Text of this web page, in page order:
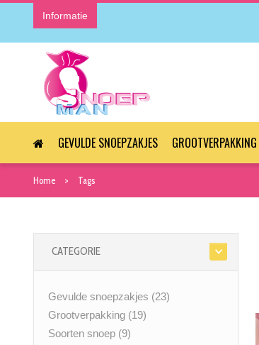
Informatie
GEVULDE SNOEPZAKJES GROOTVERPAKKING
Home Tags
CATEGORIE
Gevulde snoepzakjes (23)
Grootverpakking (19)
Soorten snoep (9)